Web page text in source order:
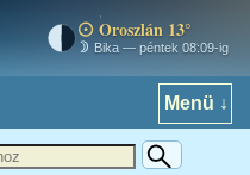
Oroszlán 13°
Bika — péntek 08:09-ig
Menü ↓